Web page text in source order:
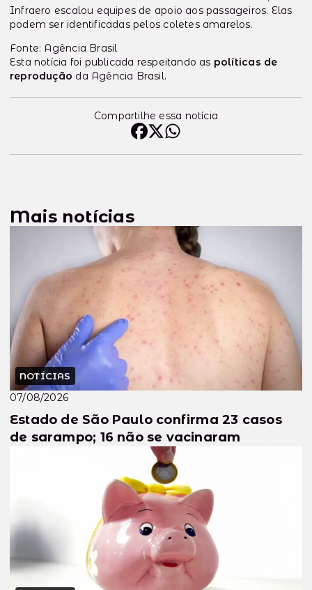
Infraero escalou equipes de apoio aos passageiros. Elas
podem ser identificadas pelos coletes amarelos.
Fonte: Agência Brasil
Esta notícia foi publicada respeitando as políticas de
reprodução da Agência Brasil.
Compartilhe essa notícia
Mais notícias
NOTÍCIAS
07/08/2026
Estado de São Paulo confirma 23 casos
de sarampo; 16 não se vacinaram